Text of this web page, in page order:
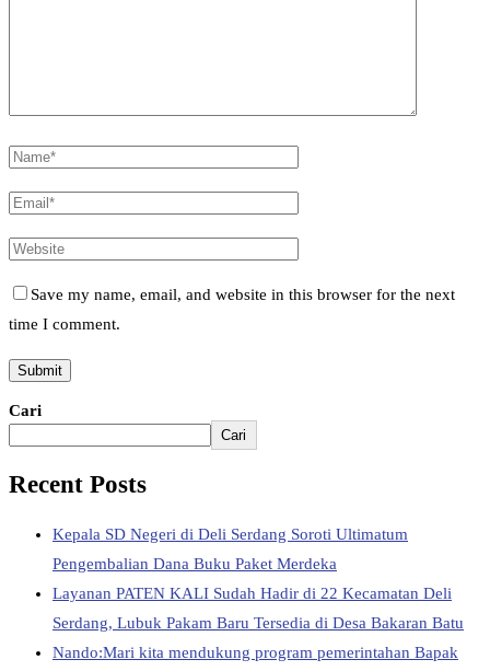
Save my name, email, and website in this browser for the next
time I comment.
Cari
Cari
Recent Posts
Kepala SD Negeri di Deli Serdang Soroti Ultimatum
Pengembalian Dana Buku Paket Merdeka
Layanan PATEN KALI Sudah Hadir di 22 Kecamatan Deli
Serdang, Lubuk Pakam Baru Tersedia di Desa Bakaran Batu
Nando:Mari kita mendukung program pemerintahan Bapak